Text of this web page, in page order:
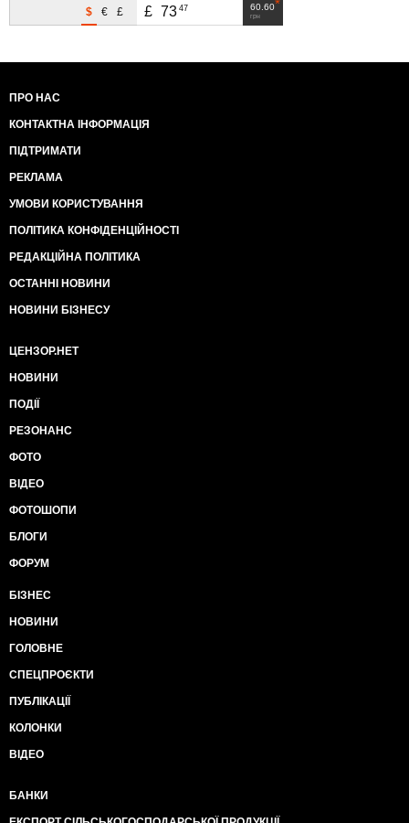
£
€
$ 60.60
грн
£ 73 47
ПРО НАС
КОНТАКТНА ІНФОРМАЦІЯ
ПІДТРИМАТИ
РЕКЛАМА
УМОВИ КОРИСТУВАННЯ
ПОЛІТИКА КОНФІДЕНЦІЙНОСТІ
РЕДАКЦІЙНА ПОЛІТИКА
ОСТАННІ НОВИНИ
НОВИНИ БІЗНЕСУ
ЦЕНЗОР.НЕТ
НОВИНИ
ПОДІЇ
РЕЗОНАНС
ФОТО
ВІДЕО
ФОТОШОПИ
БЛОГИ
ФОРУМ
БІЗНЕС
НОВИНИ
ГОЛОВНЕ
СПЕЦПРОЄКТИ
ПУБЛІКАЦІЇ
КОЛОНКИ
ВІДЕО
БАНКИ